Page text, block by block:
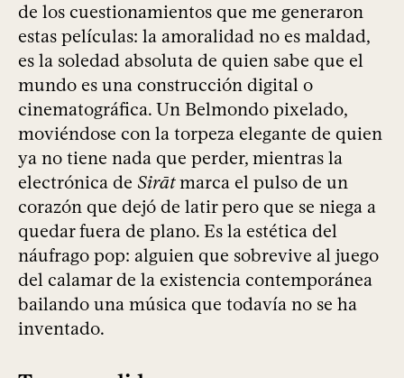
de los cuestionamientos que me generaron
estas películas: la amoralidad no es maldad,
es la soledad absoluta de quien sabe que el
mundo es una construcción digital o
cinematográfica. Un Belmondo pixelado,
moviéndose con la torpeza elegante de quien
ya no tiene nada que perder, mientras la
electrónica de Sirātmarca el pulso de un
corazón que dejó de latir pero que se niega a
quedar fuera de plano. Es la estética del
náufrago pop: alguien que sobrevive al juego
del calamar de la existencia contemporánea
bailando una música que todavía no se ha
inventado.